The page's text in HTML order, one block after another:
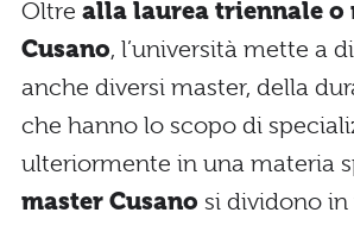
Oltre alla laurea triennale o
Cusano, l’università mette a
anche diversi master, della
che hanno lo scopo di
ulteriormente in una materia
master Cusano si dividono